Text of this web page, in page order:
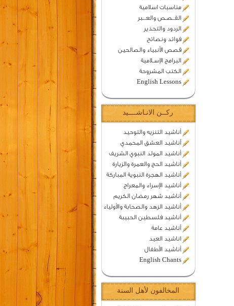
مناسبات اسلامية
القــصـص والعـــبر
الردود والتحذير
فوائد ونصائح
قصص الأنبياء والصالحين
البرامج الإسـلامية
الكتب المشروحة
English Lessons
ركــن الانـاشــــيد
أناشيد التنزيه والتوحيد
أناشيد العشق المحمدي
أناشيد المولد النبوي الشريف
أناشيد الحج والعمرة والزيارة
أناشيد الهجرة النبوية المباركة
أناشيد الإسراء والمعراج
أناشيد شهر رمضان الكريم
أناشيد الزهد والصحابة والأولياء
أناشيد فلسطين الحبيبة
أناشيد عامة
اناشيد العيد
أناشيد الأطفال
English Chants
المخالفون لأهل السنة